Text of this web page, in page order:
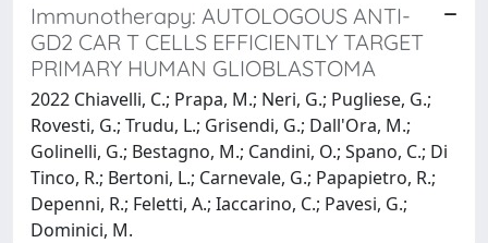
Immunotherapy: AUTOLOGOUS ANTI-
GD2 CAR T CELLS EFFICIENTLY TARGET
PRIMARY HUMAN GLIOBLASTOMA
2022 Chiavelli, C.; Prapa, M.; Neri, G.; Pugliese, G.;
Rovesti, G.; Trudu, L.; Grisendi, G.; Dall'Ora, M.;
Golinelli, G.; Bestagno, M.; Candini, O.; Spano, C.; Di
Tinco, R.; Bertoni, L.; Carnevale, G.; Papapietro, R.;
Depenni, R.; Feletti, A.; Iaccarino, C.; Pavesi, G.;
Dominici, M.